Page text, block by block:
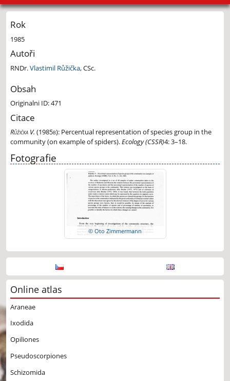
Rok
1985
Autoři
RNDr.Vlastimil Růžička, CSc.
Obsah
Originalni ID: 471
Citace
Růžička V. (1985b): Percentual representation of species group in the
community (on example of spiders).Ecology (CSSR)4: 3–18.
Fotografie
© Oto Zimmermann
Online atlas
Araneae
Ixodida
Opiliones
Pseudoscorpiones
Schizomida